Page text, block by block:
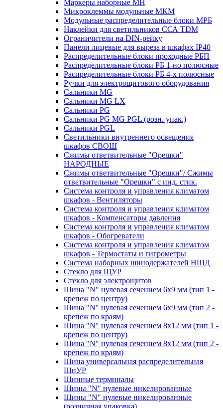
Маркеры наборные МН
Микроклеммы модульные МКМ
Модульные распределительные блоки МРБ
Наклейки для светильников ССА TDM
Ограничители на DIN-рейку
Панели лицевые для выреза в шкафах IP40
Распределительные блоки проходные РБП
Распределительные блоки РБ 1-но полюсные
Распределительные блоки РБ 4-х полюсные
Ручки для электрощитового оборудования
Сальники MG
Сальники MG LX
Сальники PG
Сальники PG MG PGL (розн. упак.)
Сальники PGL
Светильники внутреннего освещения
шкафов СВОШ
Сжимы ответвительные "Орешки"
НАРОДНЫЕ
Сжимы ответвительные "Орешки"/ Сжимы
ответвительные "Орешки" с инд. стик.
Система контроля и управления климатом
шкафов - Вентиляторы
Система контроля и управления климатом
шкафов - Компенсаторы давления
Система контроля и управления климатом
шкафов - Обогреватели
Система контроля и управления климатом
шкафов - Термостаты и гигрометры
Система наборных шинодержателей НШД
Стекло для ЩУР
Стекло для электрощитов
Шина "N" нулевая сечением 6х9 мм (тип 1 -
крепеж по центру)
Шина "N" нулевая сечением 6х9 мм (тип 2 -
крепеж по краям)
Шина "N" нулевая сечением 8х12 мм (тип 1 -
крепеж по центру)
Шина "N" нулевая сечением 8х12 мм (тип 2 -
крепеж по краям)
Шина универсальная распределительная
ШнУР
Шинные терминалы
Шины "N" нулевые никелированные
Шины "N" нулевые никелированные
(розничная упаковка)